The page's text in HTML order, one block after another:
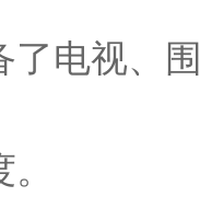
了电视、